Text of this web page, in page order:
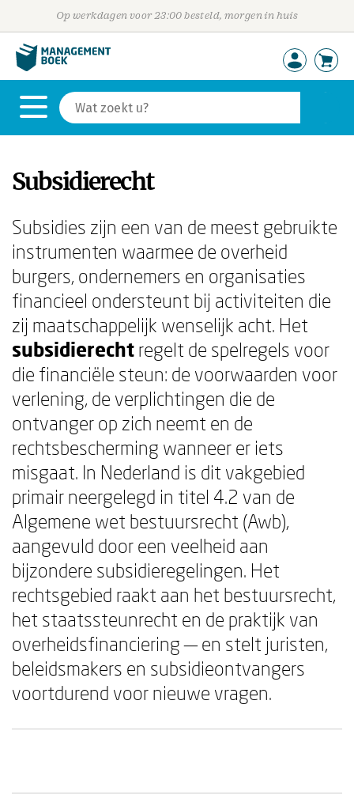
Op werkdagen voor 23:00 besteld, morgen in huis
Subsidierecht
Subsidies zijn een van de meest gebruikte
instrumenten waarmee de overheid
burgers, ondernemers en organisaties
financieel ondersteunt bij activiteiten die
zij maatschappelijk wenselijk acht. Het
subsidierecht regelt de spelregels voor
die financiële steun: de voorwaarden voor
verlening, de verplichtingen die de
ontvanger op zich neemt en de
rechtsbescherming wanneer er iets
misgaat. In Nederland is dit vakgebied
primair neergelegd in titel 4.2 van de
Algemene wet bestuursrecht (Awb),
aangevuld door een veelheid aan
bijzondere subsidieregelingen. Het
rechtsgebied raakt aan het bestuursrecht,
het staatssteunrecht en de praktijk van
overheidsfinanciering — en stelt juristen,
beleidsmakers en subsidieontvangers
voortdurend voor nieuwe vragen.